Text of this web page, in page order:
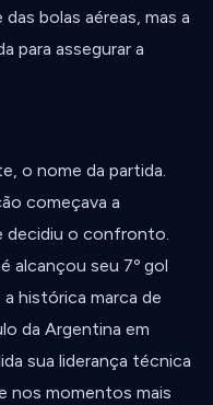
bolas aéreas, mas a
para assegurar a
o nome da partida.
começava a
decidiu o confronto.
alcançou seu 7º gol
histórica marca de
da Argentina em
sua liderança técnica
nos momentos mais